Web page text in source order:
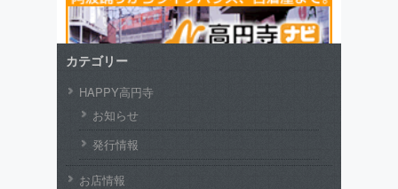
カテゴリー
HAPPY高円寺
お知らせ
発行情報
お店情報